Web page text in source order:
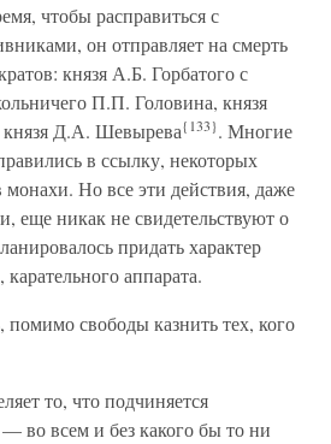
чтобы расправиться с
он отправляет на смерть
князя А.Б. Горбатого с
П.П. Головина, князя
Д.А. Шевырева{133}. Многие
в ссылку, некоторых
монахи. Но все эти действия, даже
еще никак не свидетельствуют о
придать характер
аппарата.
помимо свободы казнить тех, кого
то, что подчиняется
во всем и без какого бы то ни